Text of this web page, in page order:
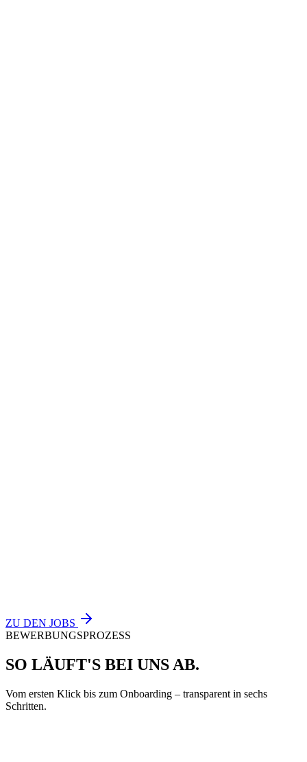
ZU DEN JOBS
BEWERBUNGSPROZESS
SO LÄUFT'S BEI UNS AB.
Vom ersten Klick bis zum Onboarding – transparent in sechs
Schritten.